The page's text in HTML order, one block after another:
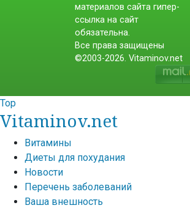
материалов сайта гипер-
ссылка на сайт
обязательна.
Все права защищены
©2003-2026. Vitaminov.net
Top
Vitaminov.net
Витамины
Диеты для похудания
Новости
Перечень заболеваний
Ваша внешность